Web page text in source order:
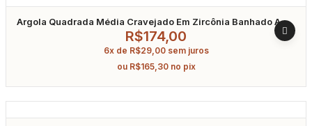
Argola Quadrada Média Cravejado Em Zircônia Banhado A
R$174,00
6x de R$29,00 sem juros
ou R$165,30 no pix